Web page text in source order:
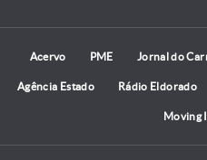
Acervo PME Jornal do
Agência Estado Rádio Eldorado
Moving